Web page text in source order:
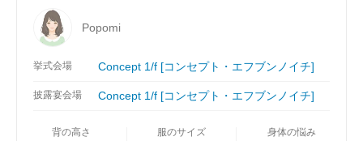
Popomi
挙式会場 Concept 1/f [コンセプト・エフブンノイチ]
披露宴会場 Concept 1/f [コンセプト・エフブンノイチ]
背の高さ 服のサイズ 身体の悩み